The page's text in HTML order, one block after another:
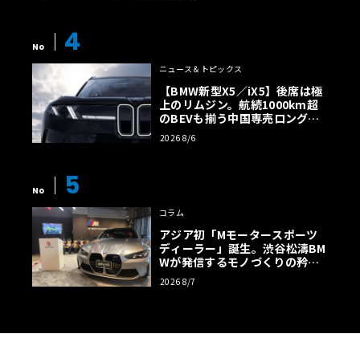
No 4
ニュース＆トピックス
【BMW新型X5／iX5】後席は極
上のリムジン。航続1000km超
のBEVも揃う中国専売ロング仕
様の全貌
2026 8/6
No 5
コラム
アジア初「Mモータースポーツ
ディーラー」誕生。渋谷松濤BM
Wが発信するモノづくりの矜持
【木下隆之コラム】
2026 8/7